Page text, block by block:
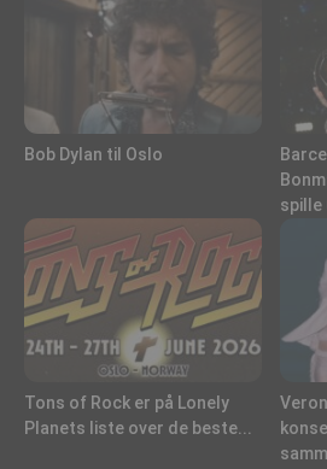
Bob Dylan til Oslo
spille
Tons of Rock er på Lonely
Planets liste over de beste...